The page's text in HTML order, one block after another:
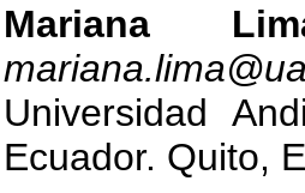
Mariana
Universidad
Ecuador. Quito,